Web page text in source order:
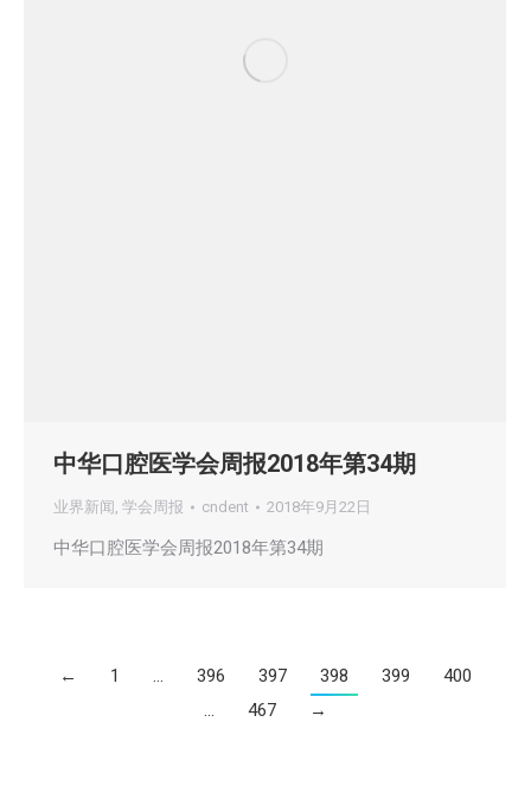
中华口腔医学会周报2018年第34期
业界新闻 , 学会周报 cndent 2018年9月22日
中华口腔医学会周报2018年第34期
← 1 … 396 397 398 399
400
…
467 →